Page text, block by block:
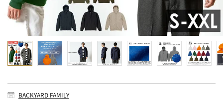
BACKYARD FAMILY